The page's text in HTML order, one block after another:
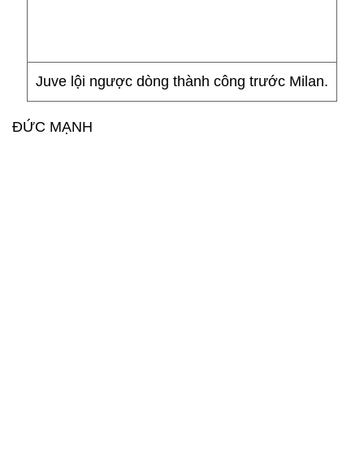
Juve lội ngược dòng thành công trước Milan.
ĐỨC MẠNH